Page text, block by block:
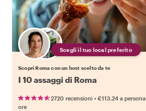
Scegli il tuo local preferito
Scopri Roma con un host scelto da te
I 10 assaggi di Roma
2720 recensioni • €113.24 a persona
ore